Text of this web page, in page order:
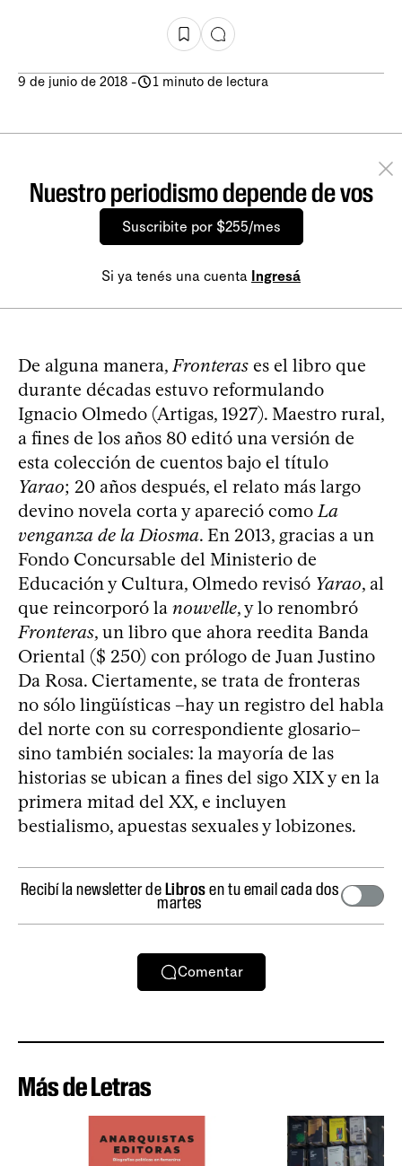
9 de junio de 2018 - 1 minuto de lectura
Nuestro periodismo depende de vos
Suscribite por $255/mes
Si ya tenés una cuenta Ingresá
De alguna manera, Fronteras es el libro que
durante décadas estuvo reformulando
Ignacio Olmedo (Artigas, 1927). Maestro rural,
a fines de los años 80 editó una versión de
esta colección de cuentos bajo el título
Yarao; 20 años después, el relato más largo
devino novela corta y apareció como La
venganza de la Diosma. En 2013, gracias a un
Fondo Concursable del Ministerio de
Educación y Cultura, Olmedo revisó Yarao, al
que reincorporó la nouvelle, y lo renombró
Fronteras, un libro que ahora reedita Banda
Oriental ($ 250) con prólogo de Juan Justino
Da Rosa. Ciertamente, se trata de fronteras
no sólo lingüísticas –hay un registro del habla
del norte con su correspondiente glosario–
sino también sociales: la mayoría de las
historias se ubican a fines del sigo XIX y en la
primera mitad del XX, e incluyen
bestialismo, apuestas sexuales y lobizones.
Recibí la newsletter deLibrosen tu email cada dos
martes
Comentar
Más de Letras